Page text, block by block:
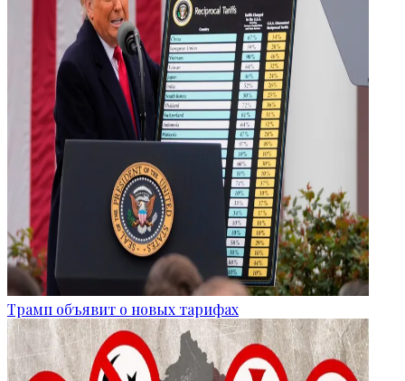
Трамп объявит о новых тарифах